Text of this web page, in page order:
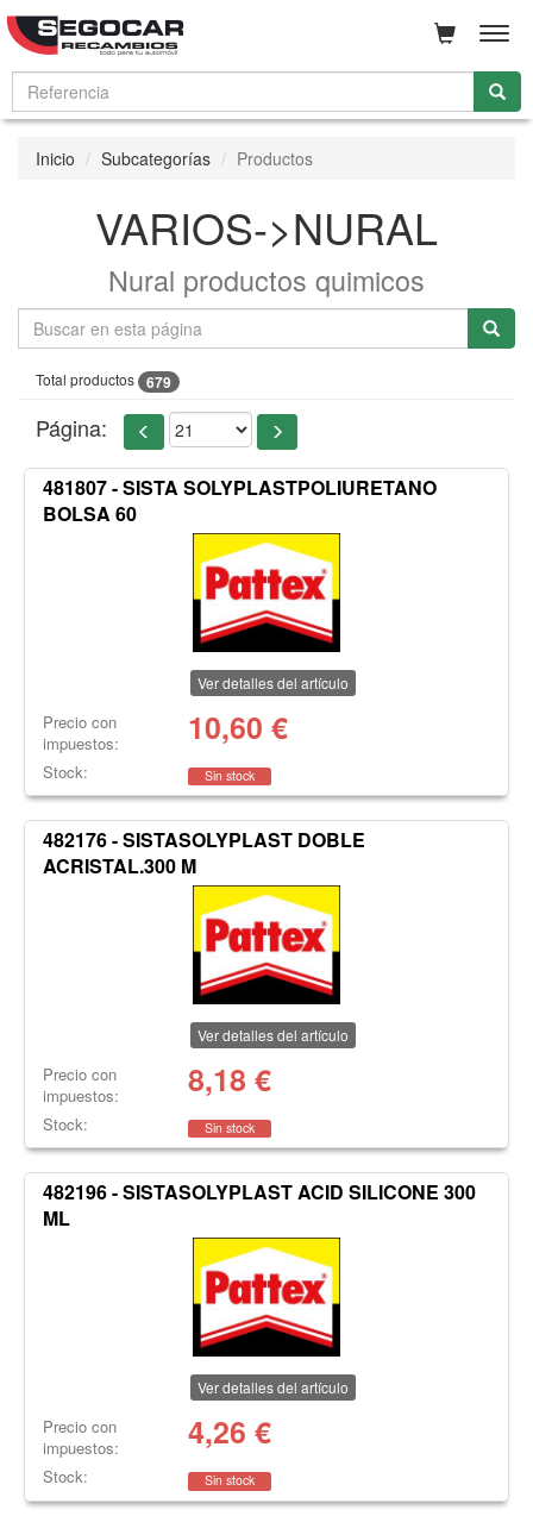
Inicio Subcategorías Productos
VARIOS->NURAL
Nural productos quimicos
Total productos 679
Página:
481807 - SISTA SOLYPLASTPOLIURETANO
BOLSA 60
Ver detalles del artículo
Precio con
impuestos:
10,60 €
Stock: Sin stock
482176 - SISTASOLYPLAST DOBLE
ACRISTAL.300 M
Ver detalles del artículo
Precio con
impuestos:
8,18 €
Stock: Sin stock
482196 - SISTASOLYPLAST ACID SILICONE 300
ML
Ver detalles del artículo
Precio con
impuestos:
4,26 €
Stock: Sin stock